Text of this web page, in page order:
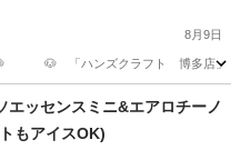
8月9日
🐶 「ハンズクラフト 博多店」 🐶
エッセンスミニ&エアロチーノ
もアイスOK)